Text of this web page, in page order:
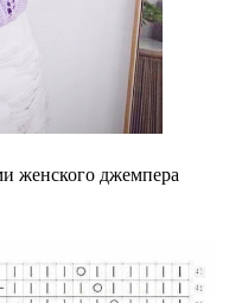
женского джемпера